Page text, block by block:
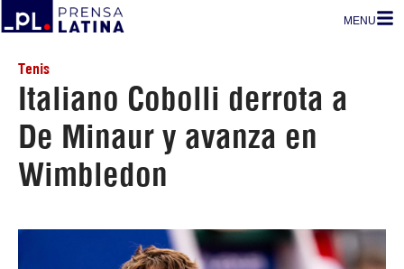
MENU
Tenis
Italiano Cobolli derrota a
De Minaur y avanza en
Wimbledon